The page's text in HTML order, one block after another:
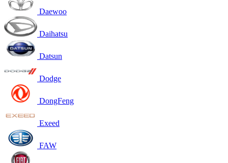
Daewoo
Daihatsu
Datsun
Dodge
DongFeng
Exeed
FAW